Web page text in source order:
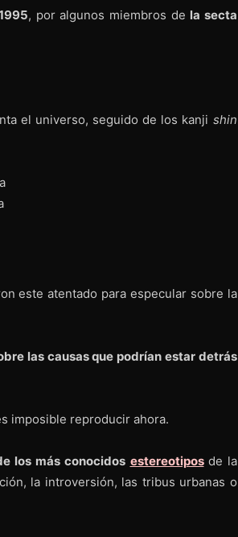
, por algunos miembros de la secta
el universo, seguido de los kanji shin
este atentado para especular sobre la
las causas que podrían estar detrás
imposible reproducir ahora.
los más conocidos estereotipos de la
la introversión, las tribus urbanas o